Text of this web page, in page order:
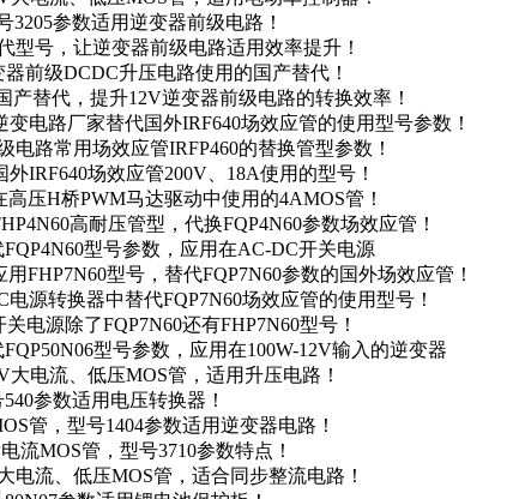
3205参数适用逆变器前级电路！
型号，让逆变器前级电路适用效率提升！
前级DCDC升压电路使用的国产替代！
产替代，提升12V逆变器前级电路的转换效率！
电路厂家替代国外IRF640场效应管的使用型号参数！
电路常用场效应管IRFP460的替换管型参数！
IRF640场效应管200V、18A使用的型号！
高压H桥PWM马达驱动中使用的4AMOS管！
高耐压管型，代换FQP4N60参数场效应管！
型号参数，应用在AC-DC开关电源
FHP7N60型号，替代FQP7N60参数的国外场效应管！
源转换器中替代FQP7N60场效应管的使用型号！
电源除了FQP7N60还有FHP7N60型号！
型号参数，应用在100W-12V输入的逆变器
大电流、低压MOS管，适用升压电路！
参数适用电压转换器！
管，型号1404参数适用逆变器电路！
流MOS管，型号3710参数特点！
电流、低压MOS管，适合同步整流电路！